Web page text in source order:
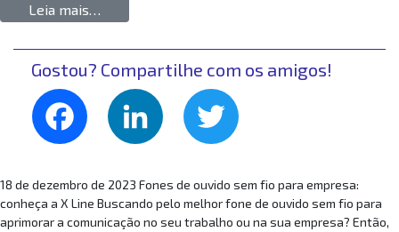
Leia mais…
Gostou? Compartilhe com os amigos!
Facebook LinkedIn
18 de dezembro de 2023 Fones de ouvido sem fio para empresa:
conheça a X Line Buscando pelo melhor fone de ouvido sem fio para
aprimorar a comunicação no seu trabalho ou na sua empresa? Então,